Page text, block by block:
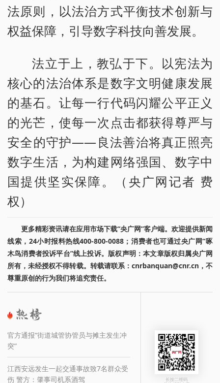
法原则，以法治方式平衡技术创新与
权益保障，引导数字科技向善发展。
法立于上，教弘于下。以宪法为
核心的法治体系是数字文明健康发展
的基石。让每一行代码闪耀公平正义
的光芒，使每一次点击都获得尊严与
安全的守护——良法善治将真正照亮
数字生活，为构建网络强国、数字中
国提供坚实保障。（央广网记者 费
权）
更多精彩资讯请在应用市场下载“央广网”客户端。欢迎提供新闻
线索，24小时报料热线400-800-0088；消费者也可通过央广网“啄
木鸟消费者投诉平台”线上投诉。版权声明：本文章版权归属央广网
所有，未经授权不得转载。转载请联系：cnrbanquan@cnr.cn，不
尊重原创的行为我们将追究责任。
官方通报“街道城管协管员与摊主发生冲
突”
江西安远发生一起交通事故致7名群众受
伤 警方：肇事司机系酒驾
长按二维码